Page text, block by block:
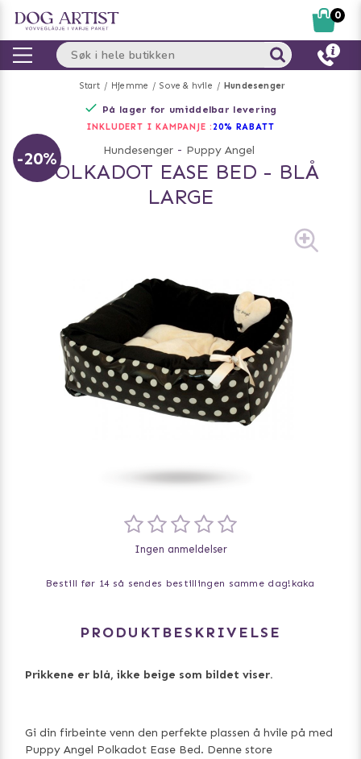
Start Hjemme Sove & hvile Hundesenger
På lager for umiddelbar levering
INKLUDERT I KAMPANJE : 20% RABATT
-20% Hundesenger - Puppy Angel
POLKADOT EASE BED - BLÅ
LARGE
Ingen anmeldelser
Bestill før 14 så sendes bestillingen samme dag! kaka
PRODUKTBESKRIVELSE
Prikkene er blå, ikke beige som bildet viser.
Gi din firbeinte venn den perfekte plassen å hvile på med
Puppy Angel Polkadot Ease Bed. Denne store
0